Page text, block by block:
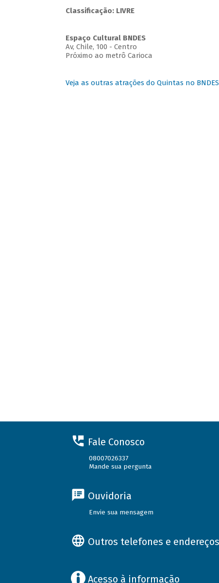
Classificação: LIVRE
Espaço Cultural BNDES
Av, Chile, 100 - Centro
Próximo ao metrô Carioca
Veja as outras atrações do Quintas no BNDES
Fale Conosco
08007026337
Mande sua pergunta
Ouvidoria
Envie sua mensagem
Outros telefones e endereços
Acesso à informação